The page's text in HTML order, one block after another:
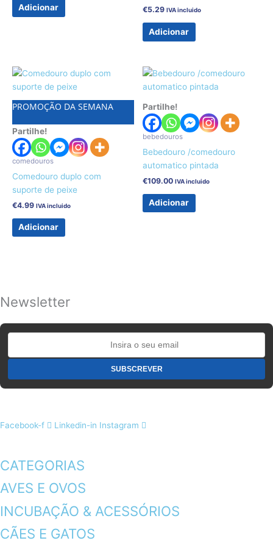
Adicionar €5.29 IVA incluido
Adicionar
PROMOÇÃO DA SEMANA
Partilhe!
comedouros
Comedouro duplo com
suporte de peixe
€4.99 IVA incluido
Adicionar
Partilhe!
bebedouros
Bebedouro /comedouro
automatico pintada
€109.00 IVA incluido
Adicionar
Newsletter
Facebook-f Linkedin-in Instagram
CATEGORIAS
AVES E OVOS
INCUBAÇÃO & ACESSÓRIOS
CÃES E GATOS